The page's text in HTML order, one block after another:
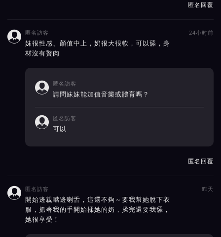
匿名回覆
 匿名訪客 24小时前
妹很性感、顏值中上，奶很大很軟，可以舔，身
材沒有贅肉
 匿名訪客
請問妹妹能加值音樂或體育嗎？
 匿名訪客
可以
匿名回覆
 匿名訪客 昨天
開始邊親嘴邊喇舌，這還不夠～要我幫她脫下衣
服，抓著我的手開始揉她的奶，揉完還要我舔，
她很享受！